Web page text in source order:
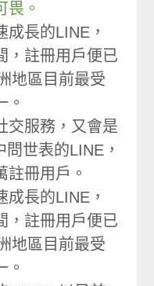
畏。
長的LINE，
，註冊用戶便已
地區目前最受
。
交服務，又會是
世表的LINE，
註冊用戶。
長的LINE，
，註冊用戶便已
地區目前最受
。